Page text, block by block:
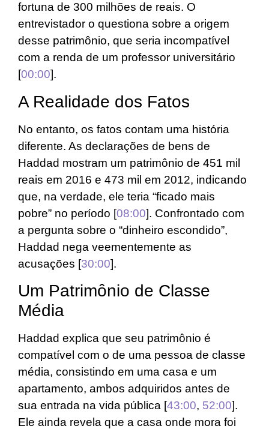
fortuna de 300 milhões de reais. O
entrevistador o questiona sobre a origem
desse patrimônio, que seria incompatível
com a renda de um professor universitário
[00:00].
A Realidade dos Fatos
No entanto, os fatos contam uma história
diferente. As declarações de bens de
Haddad mostram um patrimônio de 451 mil
reais em 2016 e 473 mil em 2012, indicando
que, na verdade, ele teria “ficado mais
pobre” no período [08:00]. Confrontado com
a pergunta sobre o “dinheiro escondido”,
Haddad nega veementemente as
acusações [30:00].
Um Patrimônio de Classe
Média
Haddad explica que seu patrimônio é
compatível com o de uma pessoa de classe
média, consistindo em uma casa e um
apartamento, ambos adquiridos antes de
sua entrada na vida pública [43:00, 52:00].
Ele ainda revela que a casa onde mora foi